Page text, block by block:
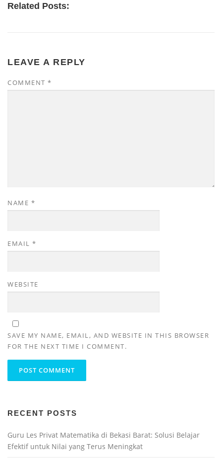
Related Posts:
LEAVE A REPLY
COMMENT *
NAME *
EMAIL *
WEBSITE
SAVE MY NAME, EMAIL, AND WEBSITE IN THIS BROWSER
FOR THE NEXT TIME I COMMENT.
RECENT POSTS
Guru Les Privat Matematika di Bekasi Barat: Solusi Belajar
Efektif untuk Nilai yang Terus Meningkat